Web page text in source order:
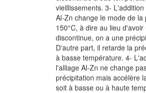
vieillissements. 3-
Al-Zn change le mode de la
150°C, à dire au lieu
discontinue, on a une
D'autre part, il retarde la
à basse température. 4-
l'alliage Al-Zn ne change
précipitation mais accélère
soit à basse ou à haute